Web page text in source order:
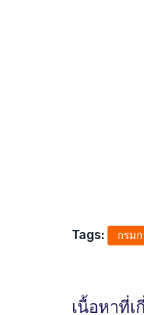
Tags: กรม
เนื้อหาที่เ